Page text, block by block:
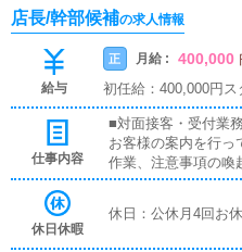
店長/幹部候補の求人情報
給与
正 月給 : 400,000
初任給：400,000円ス
仕事内容
■対面接客・受付業
お客様の案内を行っ
作業、注意事項の喚
アルや、先輩スタッ
す。■キャスト管理
休日休暇
休日：公休月4回お